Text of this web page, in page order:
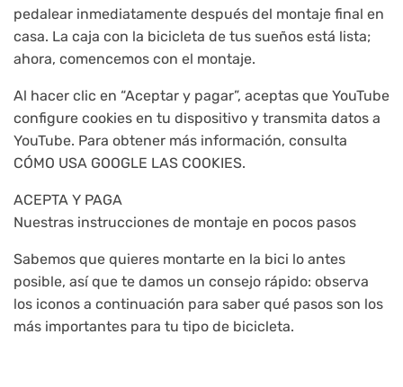
pedalear inmediatamente después del montaje final en
casa. La caja con la bicicleta de tus sueños está lista;
ahora, comencemos con el montaje.
Al hacer clic en “Aceptar y pagar”, aceptas que YouTube
configure cookies en tu dispositivo y transmita datos a
YouTube. Para obtener más información, consulta
CÓMO USA GOOGLE LAS COOKIES.
ACEPTA Y PAGA
Nuestras instrucciones de montaje en pocos pasos
Sabemos que quieres montarte en la bici lo antes
posible, así que te damos un consejo rápido: observa
los iconos a continuación para saber qué pasos son los
más importantes para tu tipo de bicicleta.